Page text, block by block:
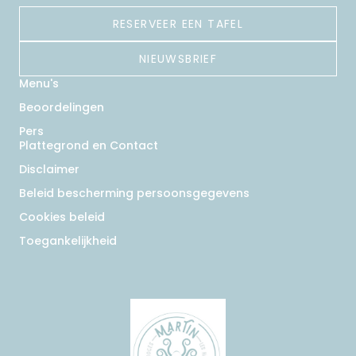
RESERVEER EEN TAFEL
NIEUWSBRIEF
Menu's
Beoordelingen
Pers
Plattegrond en Contact
Disclaimer
Beleid bescherming persoonsgegevens
Cookies beleid
Toegankelijkheid